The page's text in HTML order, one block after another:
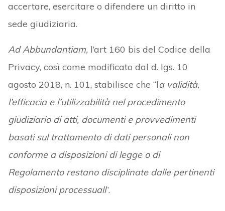
accertare, esercitare o difendere un diritto in
sede giudiziaria.
Ad Abbundantiam,l’art 160 bis del Codice della
Privacy, così come modificato dal d. lgs. 10
agosto 2018, n. 101, stabilisce che “la validità,
l’efficacia e l’utilizzabilità nel procedimento
giudiziario di atti, documenti e provvedimenti
basati sul trattamento di dati personali non
conforme a disposizioni di legge o di
Regolamento restano disciplinate dalle pertinenti
disposizioni processuali”.